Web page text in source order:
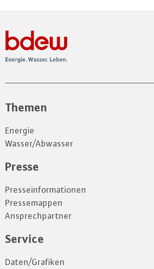
Themen
Energie
Wasser/Abwasser
Presse
Presseinformationen
Pressemappen
Ansprechpartner
Service
Daten/Grafiken